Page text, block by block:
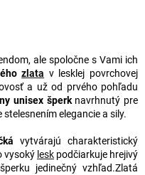
ale spoločne s Vami ich
zlata v lesklej povrchovej
a už od prvého pohľadu
unisex šperknavrhnutý pre
elegancie a sily.
vytvárajú charakteristický
vysoký lesk podčiarkuje hrejivý
jedinečný vzhľad.Zlatá